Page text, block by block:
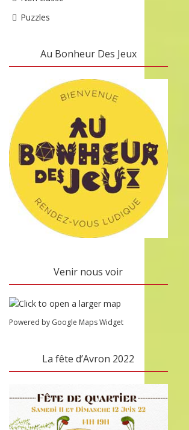
Puzzles
Au Bonheur Des Jeux
Venir nous voir
Powered by Google Maps Widget
La fête d’Avron 2022